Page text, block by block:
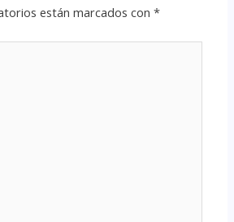
están marcados con*